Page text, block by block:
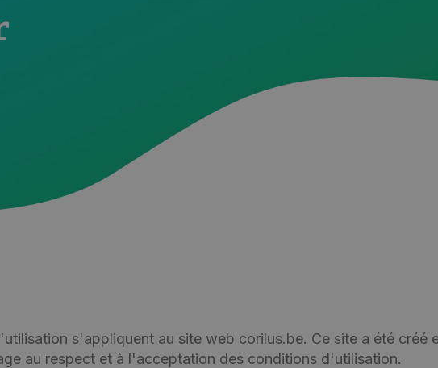
s'appliquent au site web corilus.be. Ce site a été créé
au respect et à l'acceptation des conditions d'utilisation.